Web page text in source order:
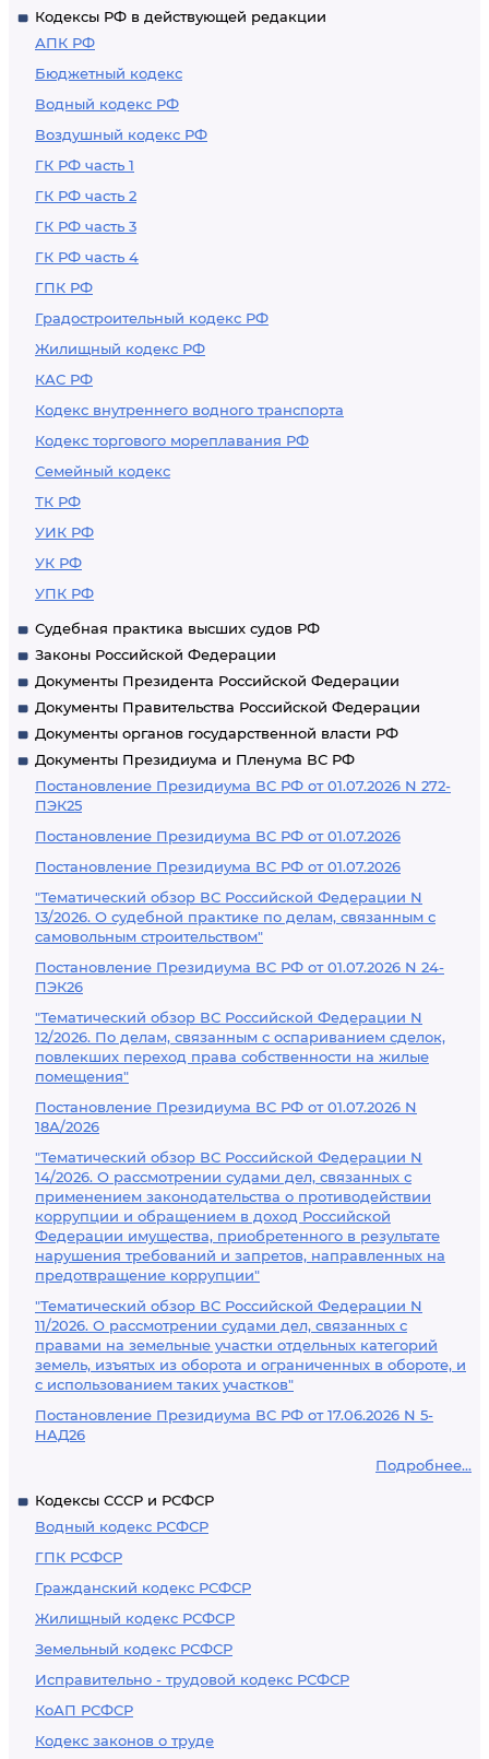
Кодексы РФ в действующей редакции
АПК РФ
Бюджетный кодекс
Водный кодекс РФ
Воздушный кодекс РФ
ГК РФ часть 1
ГК РФ часть 2
ГК РФ часть 3
ГК РФ часть 4
ГПК РФ
Градостроительный кодекс РФ
Жилищный кодекс РФ
КАС РФ
Кодекс внутреннего водного транспорта
Кодекс торгового мореплавания РФ
Семейный кодекс
ТК РФ
УИК РФ
УК РФ
УПК РФ
Судебная практика высших судов РФ
Законы Российской Федерации
Документы Президента Российской Федерации
Документы Правительства Российской Федерации
Документы органов государственной власти РФ
Документы Президиума и Пленума ВС РФ
Постановление Президиума ВС РФ от 01.07.2026 N 272-
ПЭК25
Постановление Президиума ВС РФ от 01.07.2026
Постановление Президиума ВС РФ от 01.07.2026
"Тематический обзор ВС Российской Федерации N
13/2026. О судебной практике по делам, связанным с
самовольным строительством"
Постановление Президиума ВС РФ от 01.07.2026 N 24-
ПЭК26
"Тематический обзор ВС Российской Федерации N
12/2026. По делам, связанным с оспариванием сделок,
повлекших переход права собственности на жилые
помещения"
Постановление Президиума ВС РФ от 01.07.2026 N
18А/2026
"Тематический обзор ВС Российской Федерации N
14/2026. О рассмотрении судами дел, связанных с
применением законодательства о противодействии
коррупции и обращением в доход Российской
Федерации имущества, приобретенного в результате
нарушения требований и запретов, направленных на
предотвращение коррупции"
"Тематический обзор ВС Российской Федерации N
11/2026. О рассмотрении судами дел, связанных с
правами на земельные участки отдельных категорий
земель, изъятых из оборота и ограниченных в обороте, и
с использованием таких участков"
Постановление Президиума ВС РФ от 17.06.2026 N 5-
НАД26
Подробнее...
Кодексы СССР и РСФСР
Водный кодекс РСФСР
ГПК РСФСР
Гражданский кодекс РСФСР
Жилищный кодекс РСФСР
Земельный кодекс РСФСР
Исправительно - трудовой кодекс РСФСР
КоАП РСФСР
Кодекс законов о труде